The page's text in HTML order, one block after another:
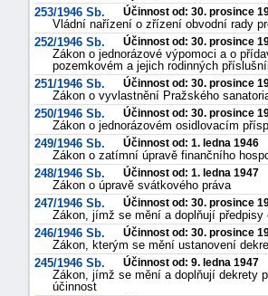
253/1946 Sb.
Účinnost od: 30. prosince
Vládní nařízení o zřízení obvodní rady
252/1946 Sb.
Účinnost od: 30. prosince
Zákon o jednorázové výpomoci a o
pozemkovém a jejich rodinných
251/1946 Sb.
Účinnost od: 30. prosince
Zákon o vyvlastnění Pražského
250/1946 Sb.
Účinnost od: 30. prosince
Zákon o jednorázovém osidlovacím
249/1946 Sb.
Účinnost od: 1. ledna 1946
Zákon o zatímní úpravě finančního
248/1946 Sb.
Účinnost od: 1. ledna 1947
Zákon o úpravě svátkového práva
247/1946 Sb.
Účinnost od: 30. prosince
Zákon, jímž se mění a doplňují
246/1946 Sb.
Účinnost od: 30. prosince
Zákon, kterým se mění ustanovení
245/1946 Sb.
Účinnost od: 9. ledna 1947
Zákon, jímž se mění a doplňují dekrety
účinnost